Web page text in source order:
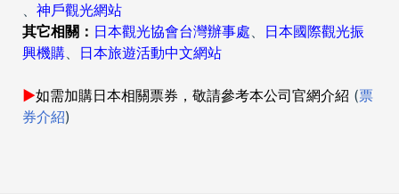
21. 本行程不含行程表上未表明之各項開支，及純係私人之消
費：如行李超重費、飲料酒類、洗衣、電話、私人交通費等。
知，相關事宜依樂桃航空公告為準！
、 神戶觀光網站
其它相關： 日本觀光協會台灣辦事處、 日本國際觀光振
興機購、 日本旅遊活動中文網站
►如需加購日本相關票券，敬請參考本公司官網介紹 (票
券介紹)